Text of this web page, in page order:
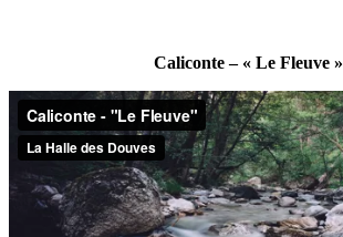
Caliconte – « Le Fleuve »